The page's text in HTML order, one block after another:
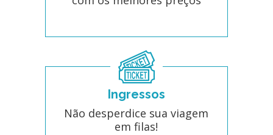
Ingressos
Não desperdice sua viagem
em filas!